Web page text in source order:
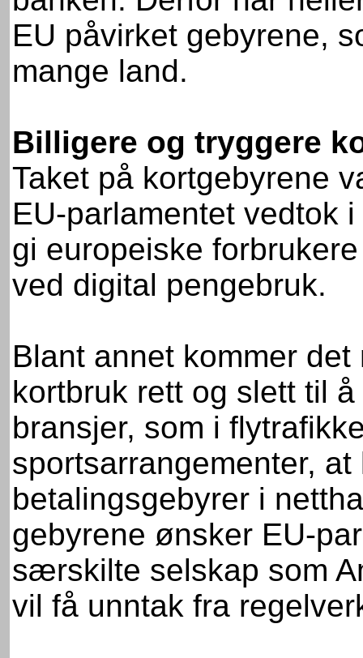
EU påvirket gebyrene,
mange land.
Billigere og tryggere
Taket på kortgebyrene
EU-parlamentet vedtok
gi europeiske
ved digital pengebruk.
Blant annet kommer
kortbruk rett og slett til
bransjer, som i
sportsarrangementer,
betalingsgebyrer i
gebyrene ønsker EU-
særskilte selskap som
vil få unntak fra